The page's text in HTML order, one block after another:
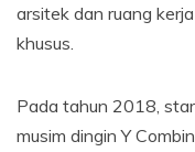
arsitek dan ruang
khusus.
Pada tahun 2018,
musim dingin Y